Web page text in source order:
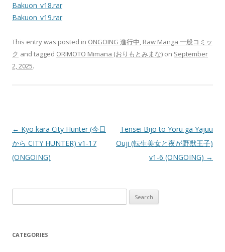
Bakuon_v18.rar
Bakuon_v19.rar
This entry was posted in ONGOING 進行中, Raw Manga 一般コミッ
ク and tagged ORIMOTO Mimana (おりもとみまな) on September
2, 2025.
Post
navigation
← Kyo kara City Hunter (今日
から CITY HUNTER) v1-17
(ONGOING)
Tensei Bijo to Yoru ga Yajuu
Ouji (転生美女と夜が野獣王子)
v1-6 (ONGOING) →
for:
CATEGORIES